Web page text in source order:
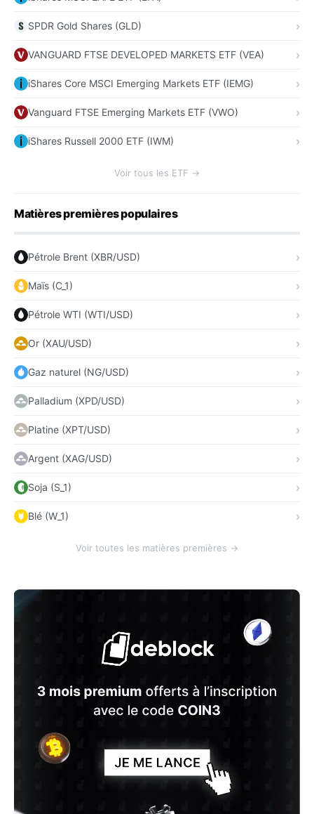
SPDR Gold Shares (GLD)
VANGUARD FTSE DEVELOPED MARKETS ETF (VEA)
iShares Core MSCI Emerging Markets ETF (IEMG)
Vanguard FTSE Emerging Markets ETF (VWO)
iShares Russell 2000 ETF (IWM)
Voir tous les ETF →
Matières premières populaires
Pétrole Brent (XBR/USD)
Maïs (C_1)
Pétrole WTI (WTI/USD)
Or (XAU/USD)
Gaz naturel (NG/USD)
Palladium (XPD/USD)
Platine (XPT/USD)
Argent (XAG/USD)
Soja (S_1)
Blé (W_1)
Voir toutes les matières premières →